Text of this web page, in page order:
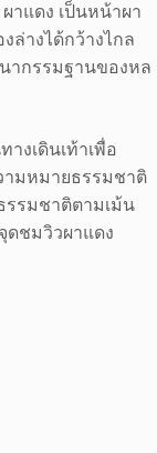
าแดง เป็นหน้าผา
ล่างได้กว้างไกล
ากรรมฐานของหล
งเดินเท้าเพื่อ
มหมายธรรมชาติ
รรมชาติตามเม้น
ดชมวิวผาแดง